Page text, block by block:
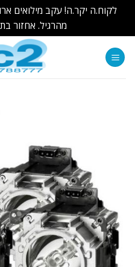
לקוח.ה יקר.ה! עקב מילואים
מהרגיל. אחזור